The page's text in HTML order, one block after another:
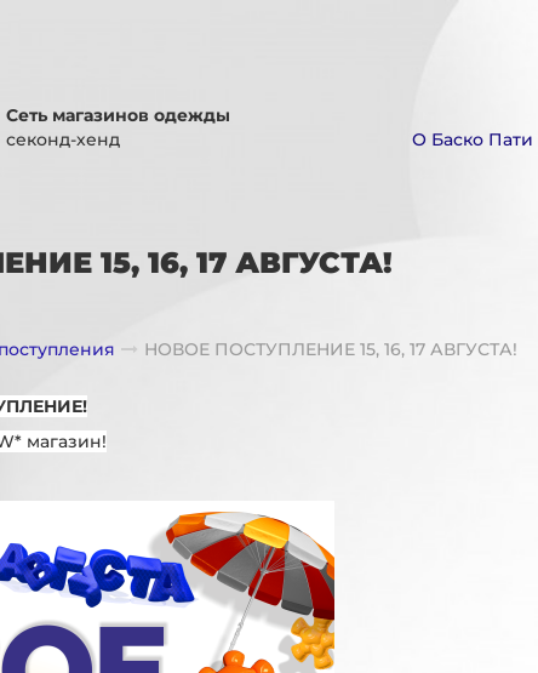
Сеть магазинов одежды
секонд-хенд
О Баско Пати
15, 16, 17 АВГУСТА!
НОВОЕ ПОСТУПЛЕНИЕ 15, 16, 17 АВГУСТА!
магазин!